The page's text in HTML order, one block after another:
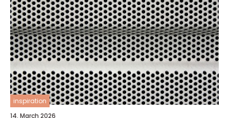
inspiration
14. March 2026